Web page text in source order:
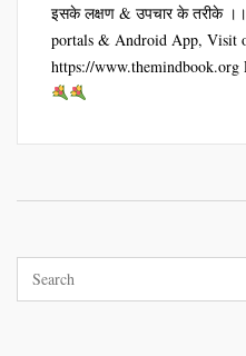
इसके लक्षण & उपचार के तरीके
portals & Android App, Visit
https://www.themindbook.org